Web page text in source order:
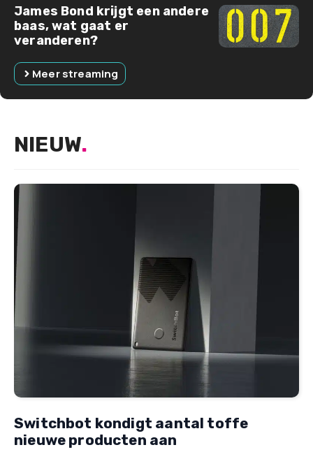
James Bond krijgt een andere
baas, wat gaat er
veranderen?
Meer streaming
NIEUW.
Switchbot kondigt aantal toffe
nieuwe producten aan